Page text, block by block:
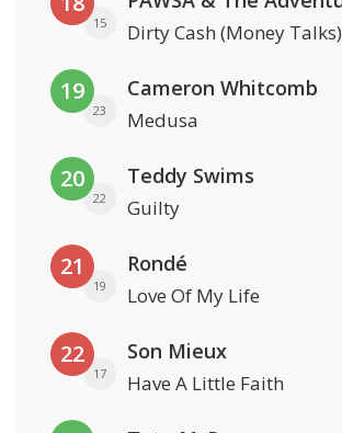
15 Dirty Cash (Money Talks)
19
23
Cameron Whitcomb
Medusa
20
22
Teddy Swims
Guilty
21
19
Rondé
Love Of My Life
22
17
Son Mieux
Have A Little Faith